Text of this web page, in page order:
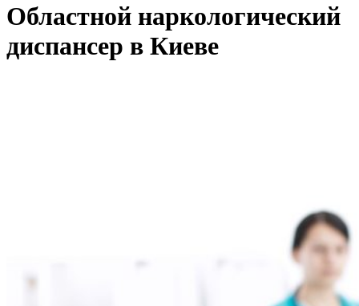
Областной наркологический
диспансер в Киеве